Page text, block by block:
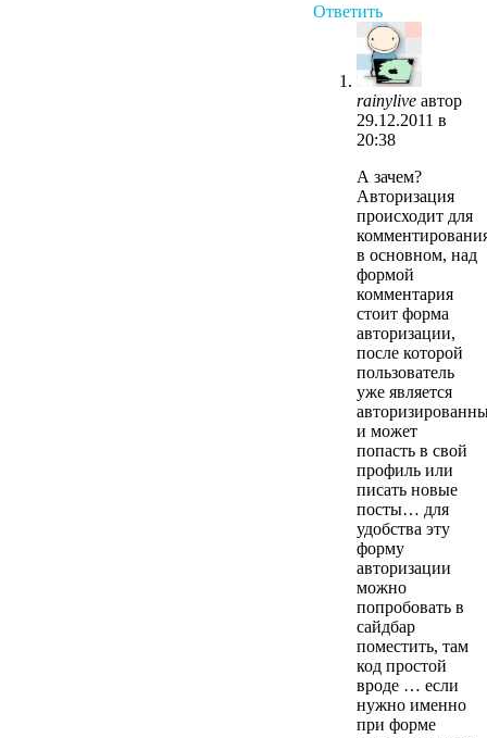
Ответить
rainylive автор
29.12.2011 в
20:38
А зачем?
Авторизация
происходит для
в основном, над
формой
комментария
стоит форма
авторизации,
после которой
пользователь
уже является
и может
попасть в свой
профиль или
писать новые
посты… для
удобства эту
форму
авторизации
можно
попробовать в
сайдбар
поместить, там
код простой
вроде … если
нужно именно
при форме